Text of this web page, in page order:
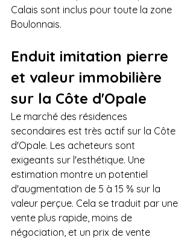
Calais sont inclus pour toute la zone
Boulonnais.
Enduit imitation pierre
et valeur immobilière
sur la Côte d'Opale
Le marché des résidences
secondaires est très actif sur la Côte
d'Opale. Les acheteurs sont
exigeants sur l'esthétique. Une
estimation montre un potentiel
d'augmentation de 5 à 15 % sur la
valeur perçue. Cela se traduit par une
vente plus rapide, moins de
négociation, et un prix de vente